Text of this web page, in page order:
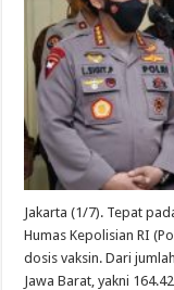
Jakarta (1/7). Tepat
Humas Kepolisian RI
dosis vaksin. Dari
Jawa Barat, yakni